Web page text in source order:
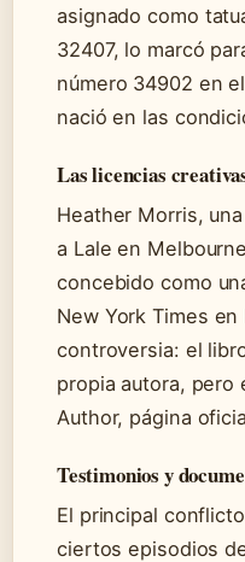
asignado como
32407, lo marcó
número 34902 en
nació en las
Las licencias
Heather Morris,
a Lale en
concebido como
New York Times
controversia: el
propia autora,
Author, página
Testimonios y
El principal
ciertos episodios